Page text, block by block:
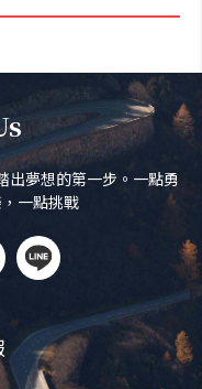
出夢想的第一步。一點勇
一點挑戰